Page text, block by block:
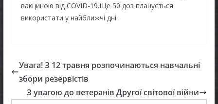
вакциною від COVID-19.Ще 50 доз планується
використати у найближчі дні.
Увага! З 12 травня розпочинаються навчальні
збори резервістів
З увагою до ветеранів Другої світової війни